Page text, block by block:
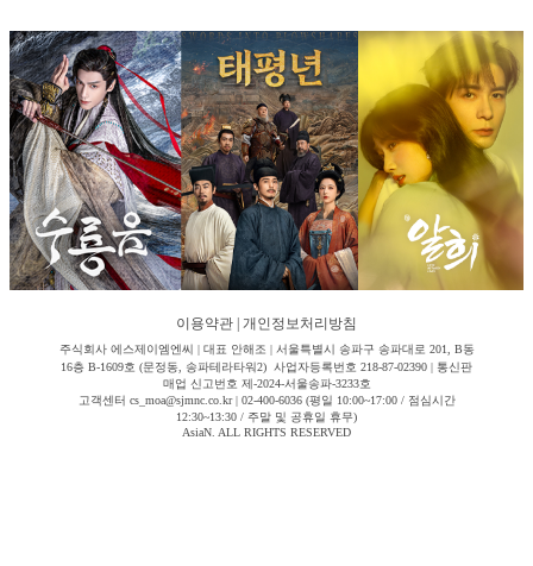
이용약관 개인정보처리방침
주식회사 에스제이엠엔씨 | 대표 안해조 | 서울특별시 송파구 송파대로 201, B동
16층 B-1609호 (문정동, 송파테라타워2) 사업자등록번호 218-87-02390 | 통신판
매업 신고번호 제-2024-서울송파-3233호
고객센터 cs_moa@sjmnc.co.kr | 02-400-6036 (평일 10:00~17:00 / 점심시간
12:30~13:30 / 주말 및 공휴일 휴무)
AsiaN. ALL RIGHTS RESERVED